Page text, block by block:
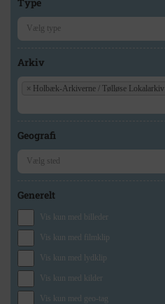
Arkiv
× Holbæk-Arkiverne / Tølløse Lokalarkiv
Geografi
Generelt
Vis kun med billeder
Vis kun med filmklip
Vis kun med lydklip
Vis kun med kilder
Vis kun med geo-tag